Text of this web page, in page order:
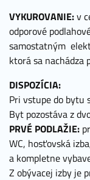
VYKUROVANIE:v
odporové
samostatným
ktorá sa nachádza
DISPOZÍCIA:
Pri vstupe do bytu
Byt pozostáva z
PRVÉ PODLAŽIE:
WC, hosťovská
a kompletne
Z obývacej izby je